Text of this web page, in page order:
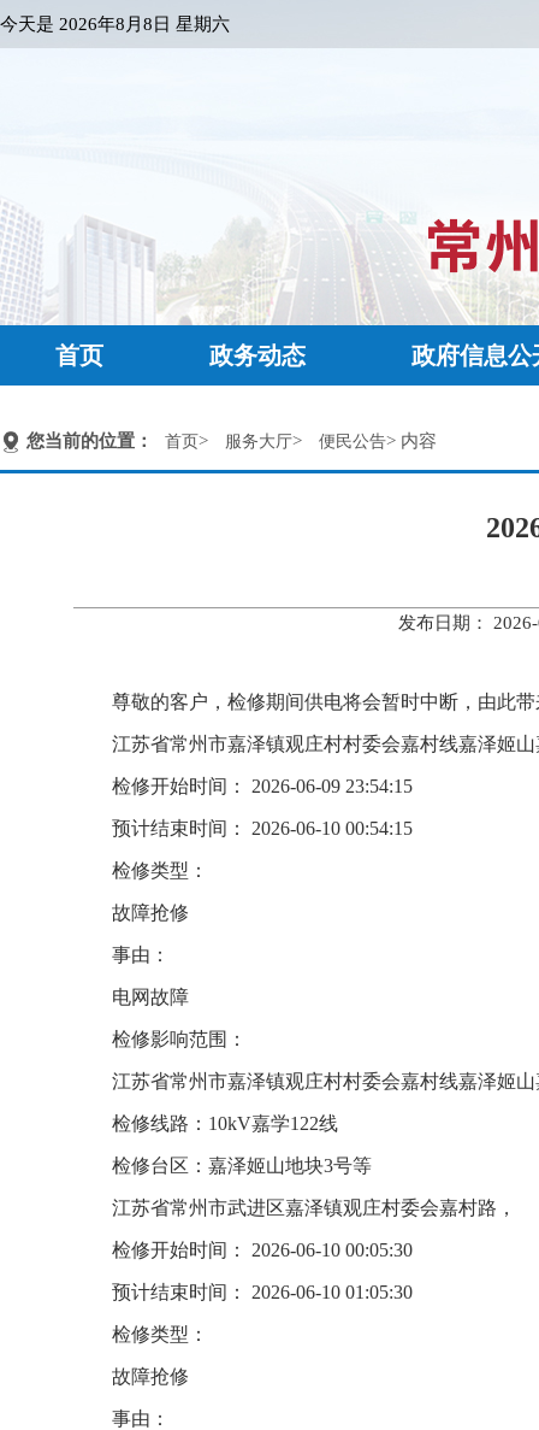
今天是 2026年8月8日 星期六
首页 政务动态 政府信息公
您当前的位置： 首页> 服务大厅> 便民公告> 内容
发布日期：
尊敬的客户，检修期间供电将会暂时中断，由此
江苏省常州市嘉泽镇观庄村村委会嘉村线嘉泽姬
检修开始时间： 2026-06-09 23:54:15
预计结束时间： 2026-06-10 00:54:15
检修类型：
故障抢修
事由：
电网故障
检修影响范围：
江苏省常州市嘉泽镇观庄村村委会嘉村线嘉泽姬
检修线路：10kV嘉学122线
检修台区：嘉泽姬山地块3号等
江苏省常州市武进区嘉泽镇观庄村委会嘉村路，
检修开始时间： 2026-06-10 00:05:30
预计结束时间： 2026-06-10 01:05:30
检修类型：
故障抢修
事由：